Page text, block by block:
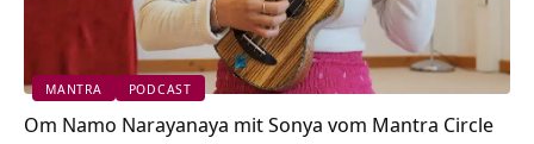
MANTRA PODCAST
Om Namo Narayanaya mit Sonya vom Mantra Circle